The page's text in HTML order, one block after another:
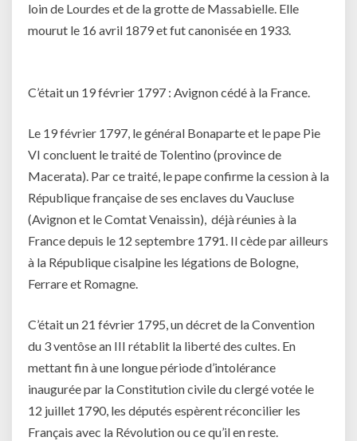
loin de Lourdes et de la grotte de Massabielle. Elle
mourut le 16 avril 1879 et fut canonisée en 1933.
C’était un 19 février 1797 : Avignon cédé à la France.
Le 19 février 1797, le général Bonaparte et le pape Pie
VI concluent le traité de Tolentino (province de
Macerata). Par ce traité, le pape confirme la cession à la
République française de ses enclaves du Vaucluse
(Avignon et le Comtat Venaissin), déjà réunies à la
France depuis le 12 septembre 1791. Il cède par ailleurs
à la République cisalpine les légations de Bologne,
Ferrare et Romagne.
C’était un 21 février 1795, un décret de la Convention
du 3 ventôse an III rétablit la liberté des cultes. En
mettant fin à une longue période d’intolérance
inaugurée par la Constitution civile du clergé votée le
12 juillet 1790, les députés espèrent réconcilier les
Français avec la Révolution ou ce qu’il en reste.